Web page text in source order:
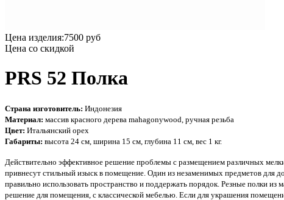
Цена изделия:7500 руб
Цена со скидкой
PRS 52 Полка
Страна изготовитель: Индонезия
Материал: массив красного дерева mahagonywood, ручная резьба
Цвет: Итальянский орех
Габариты: высота 24 см, ширина 15 см, глубина 11 см, вес 1 кг.
Действительно эффективное решение проблемы с размещением различных
привнесут стильный изыск в помещение. Один из незаменимых предметов для
правильно использовать пространство и поддержать порядок. Резные полки
решение для помещения, с классической мебелью. Если для украшения